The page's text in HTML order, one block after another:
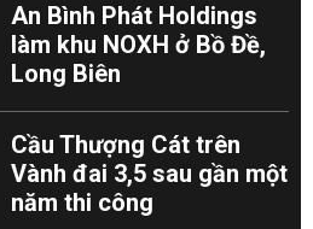
An Bình Phát Holdings
làm khu NOXH ở Bồ Đề,
Long Biên
Cầu Thượng Cát trên
Vành đai 3,5 sau gần một
năm thi công